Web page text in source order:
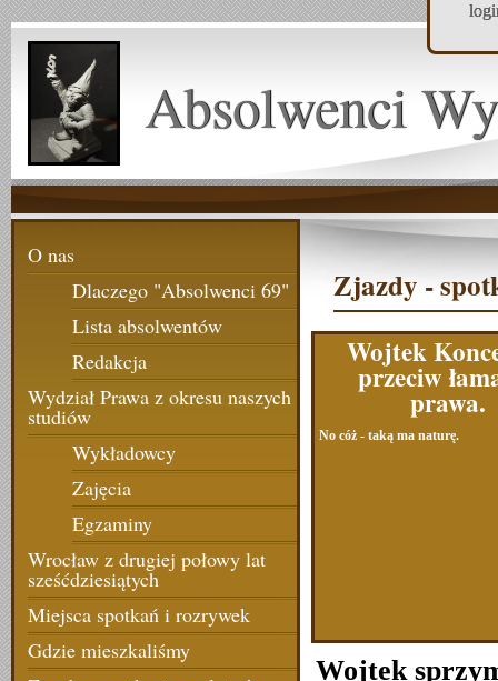
Absolwenci
O nas
Dlaczego "Absolwenci 69"
Lista absolwentów
Redakcja
Wydział Prawa z okresu naszych
studiów
Wykładowcy
Zajęcia
Egzaminy
Wrocław z drugiej połowy lat
sześćdziesiątych
Miejsca spotkań i rozrywek
Gdzie mieszkaliśmy
Zjazdy -
Wojtek
przeciw
prawa.
No cóż - taką ma naturę.
Wojtek